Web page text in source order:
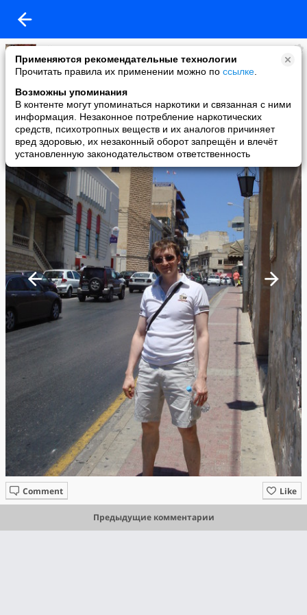
Применяются рекомендательные технологии
Прочитать правила их применении можно по ссылке
Возможны упоминания
В контенте могут упоминаться наркотики и связанная с ними
информация. Незаконное потребление наркотических
средств, психотропных веществ и их аналогов причиняет
вред здоровью, их незаконный оборот запрещён и влечёт
установленную законодательством ответственность
Djim
added a photo
31 May в 02:08
Like
Comment
Предыдущие комментарии